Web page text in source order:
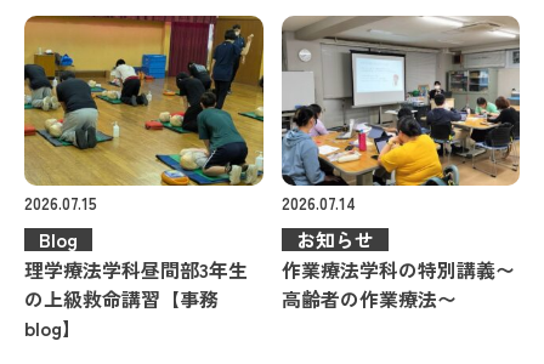
2026.07.15
Blog
理学療法学科昼間部3年生
の上級救命講習【事務
blog】
2026.07.14
お知らせ
作業療法学科の特別講義〜
高齢者の作業療法〜